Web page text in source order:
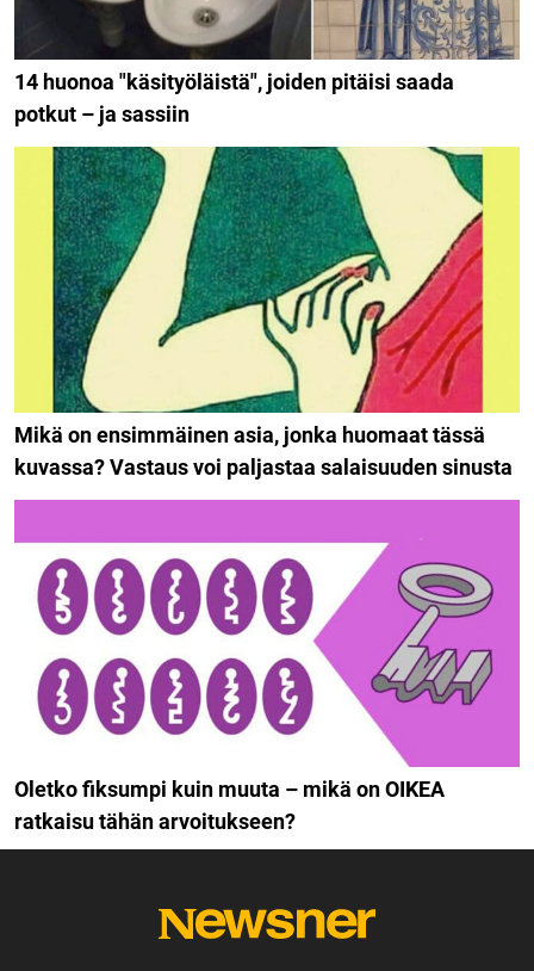
14 huonoa "käsityöläistä", joiden pitäisi saada
potkut – ja sassiin
Mikä on ensimmäinen asia, jonka huomaat tässä
kuvassa? Vastaus voi paljastaa salaisuuden sinusta
Oletko fiksumpi kuin muuta – mikä on OIKEA
ratkaisu tähän arvoitukseen?